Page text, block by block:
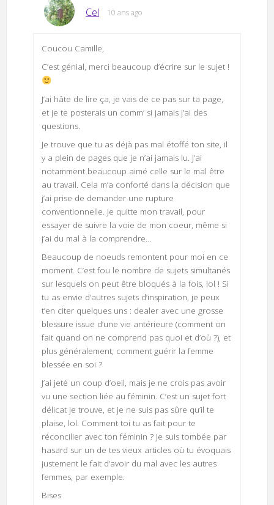
Cel 10 ans ago
Coucou Camille,
C’est génial, merci beaucoup d’écrire sur le sujet !
J’ai hâte de lire ça, je vais de ce pas sur ta page,
et je te posterais un comm’ si jamais j’ai des
questions.
Je trouve que tu as déjà pas mal étoffé ton site, il
y a plein de pages que je n’ai jamais lu. J’ai
notamment beaucoup aimé celle sur le mal être
au travail. Cela m’a conforté dans la décision que
j’ai prise de demander une rupture
conventionnelle. Je quitte mon travail, pour
essayer de suivre la voie de mon coeur, même si
j’ai du mal à la comprendre…
Beaucoup de noeuds remontent pour moi en ce
moment. C’est fou le nombre de sujets simultanés
sur lesquels on peut être bloqués à la fois, lol ! Si
tu as envie d’autres sujets d’inspiration, je peux
t’en citer quelques uns : dealer avec une grosse
blessure issue d’une vie antérieure (comment on
fait quand on ne comprend pas quoi et d’où ?), et
plus généralement, comment guérir la femme
blessée en soi ?
J’ai jeté un coup d’oeil, mais je ne crois pas avoir
vu une section liée au féminin. C’est un sujet fort
délicat je trouve, et je ne suis pas sûre qu’il te
plaise, lol. Comment toi tu as fait pour te
réconcilier avec ton féminin ? Je suis tombée par
hasard sur un de tes vieux articles où tu évoquais
justement le fait d’avoir du mal avec les autres
femmes, par exemple.
Bises